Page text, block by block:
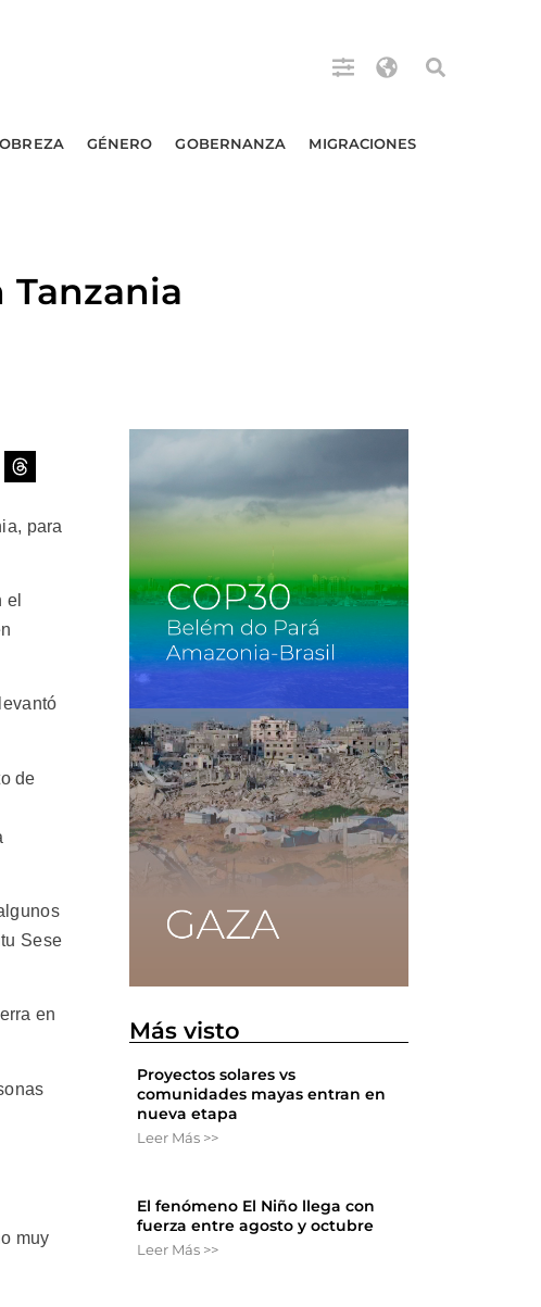
GÉNERO GOBERNANZA MIGRACIONES
Tanzania
para
el
de
Sese
en
muy
Más visto
Proyectos solares vs
comunidades mayas entran en
nueva etapa
Leer Más >>
El fenómeno El Niño llega con
fuerza entre agosto y octubre
Leer Más >>